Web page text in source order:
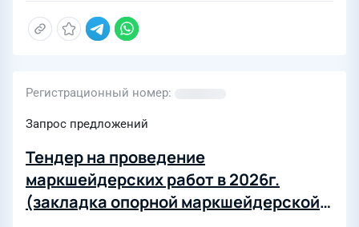
Регистрационный номер
Запрос предложений
Тендер на проведение
маркшейдерских работ в 2026г.
(закладка опорной маркшейдерской